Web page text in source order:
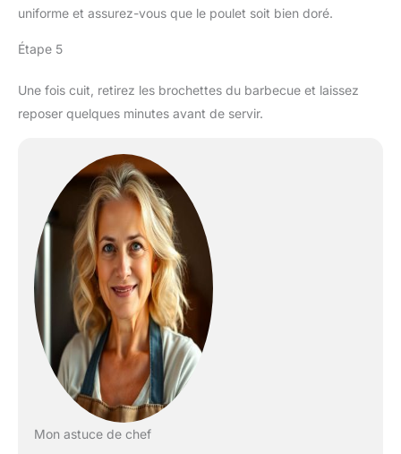
uniforme et assurez-vous que le poulet soit bien doré.
Étape 5
Une fois cuit, retirez les brochettes du barbecue et laissez
reposer quelques minutes avant de servir.
Mon astuce de chef